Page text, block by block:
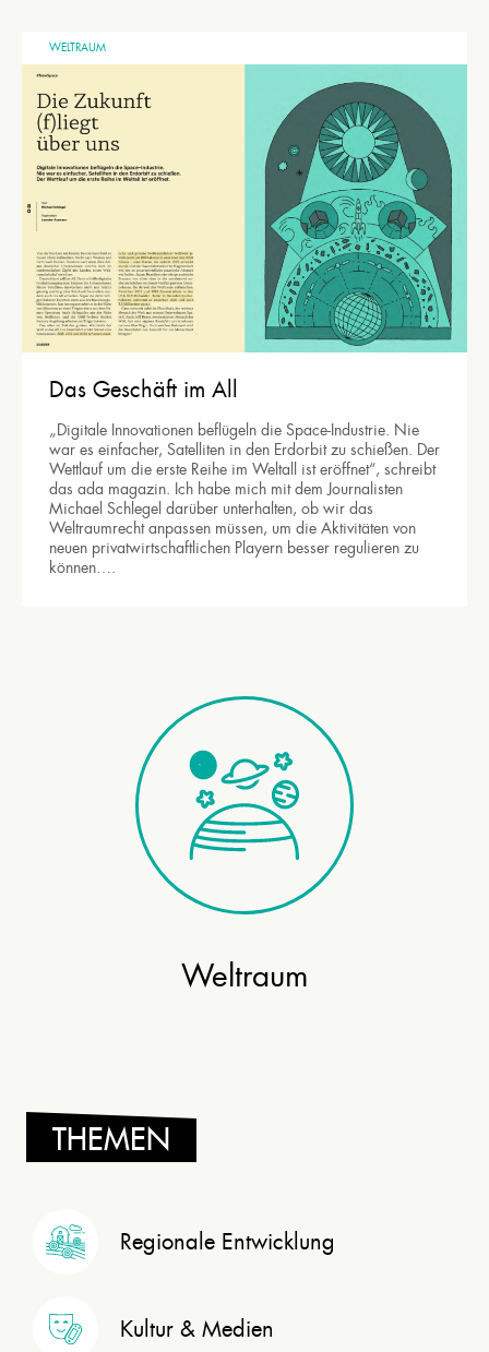
WELTRAUM
Das Geschäft im All
„Digitale Innovationen beflügeln die Space-Industrie. Nie
war es einfacher, Satelliten in den Erdorbit zu schießen. Der
Wettlauf um die erste Reihe im Weltall ist eröffnet“, schreibt
das ada magazin. Ich habe mich mit dem Journalisten
Michael Schlegel darüber unterhalten, ob wir das
Weltraumrecht anpassen müssen, um die Aktivitäten von
neuen privatwirtschaftlichen Playern besser regulieren zu
können….
Weltraum
THEMEN
Regionale Entwicklung
Kultur & Medien